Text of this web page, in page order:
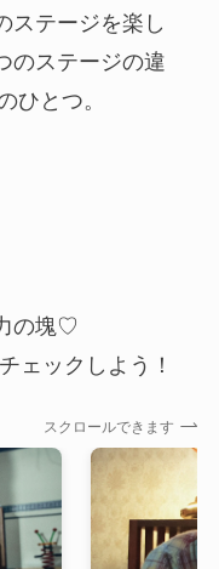
ステージを楽し
のステージの違
ひとつ。
の塊♡
ェックしよう！
スクロールできます